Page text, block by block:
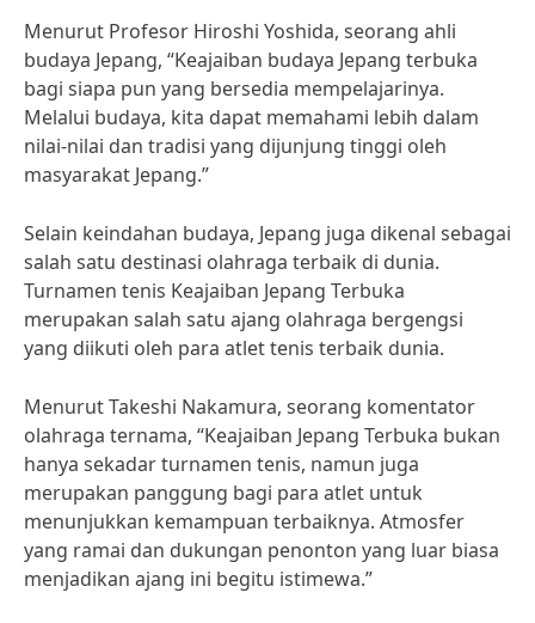
Menurut Profesor Hiroshi Yoshida, seorang ahli
budaya Jepang, “Keajaiban budaya Jepang terbuka
bagi siapa pun yang bersedia mempelajarinya.
Melalui budaya, kita dapat memahami lebih dalam
nilai-nilai dan tradisi yang dijunjung tinggi oleh
masyarakat Jepang.”
Selain keindahan budaya, Jepang juga dikenal sebagai
salah satu destinasi olahraga terbaik di dunia.
Turnamen tenis Keajaiban Jepang Terbuka
merupakan salah satu ajang olahraga bergengsi
yang diikuti oleh para atlet tenis terbaik dunia.
Menurut Takeshi Nakamura, seorang komentator
olahraga ternama, “Keajaiban Jepang Terbuka bukan
hanya sekadar turnamen tenis, namun juga
merupakan panggung bagi para atlet untuk
menunjukkan kemampuan terbaiknya. Atmosfer
yang ramai dan dukungan penonton yang luar biasa
menjadikan ajang ini begitu istimewa.”